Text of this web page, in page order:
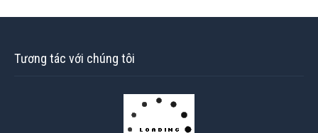
Tương tác với chúng tôi